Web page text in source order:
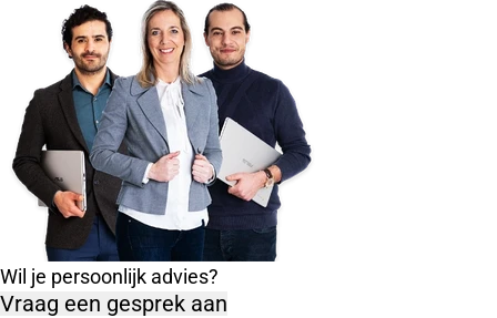
Wil je persoonlijk advies?
Vraag een gesprek aan